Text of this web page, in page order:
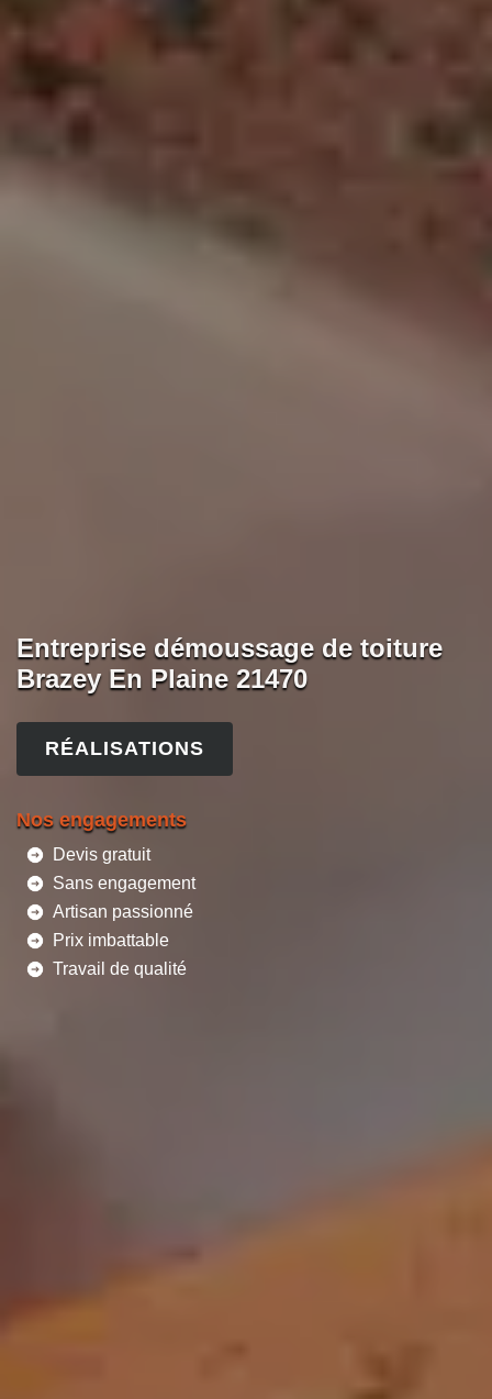
Entreprise démoussage de toiture
Brazey En Plaine 21470
RÉALISATIONS
Nos engagements
Devis gratuit
Sans engagement
Artisan passionné
Prix imbattable
Travail de qualité